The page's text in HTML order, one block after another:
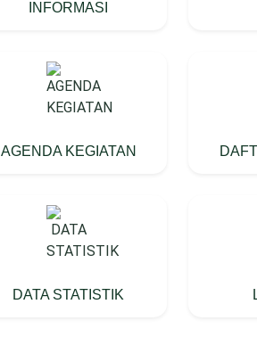
INFORMASI
AGENDA KEGIATAN
DATA STATISTIK